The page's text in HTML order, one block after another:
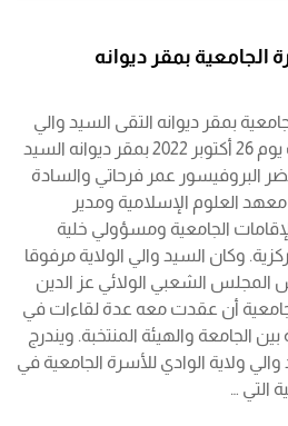
الجامعية بمقر ديوانه
بمقر ديوانه التقى السيد والي
ولاية الوادي السعيد أخروف يوم 26 أكتوبر 2022 بمقر ديوانه السيد
البروفيسور عمر فرحاتي والسادة
العلوم الإسلامية ومدير
الجامعية ومسؤولي خلية
وكان السيد والي الولاية مرفوقا
المجلس الشعبي الولائي عز الدين
أن عقدت معه عدة لقاءات في
بين الجامعة والهيئة المنتخبة. ويندرج
ولاية الوادي للأسرة الجامعية في
التي …